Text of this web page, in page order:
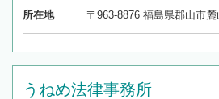
所在地 〒963-8876 福島県郡山市麓
うねめ法律事務所